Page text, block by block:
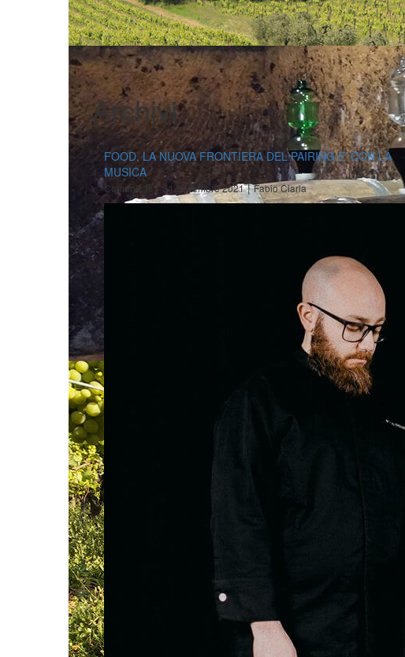
Archivi
FOOD, LA NUOVA FRONTIERA DEL PAIRING E’ CON LA
MUSICA
Comunicati | 24 Settembre 2021|Fabio Ciarla